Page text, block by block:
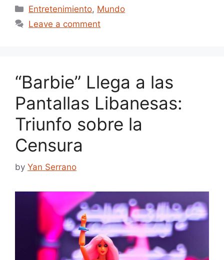
Categories
Entretenimiento, Mundo
Leave a comment
“Barbie” Llega a las
Pantallas Libanesas:
Triunfo sobre la
Censura
by Yan Serrano